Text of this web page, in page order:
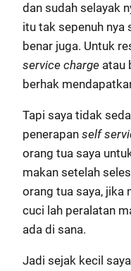
dan sudah selayak
itu tak sepenuh nya
benar juga. Untuk
service charge atau
berhak
Tapi saya tidak
penerapan self
orang tua saya
makan setelah
orang tua saya, jika
cuci lah peralatan
ada di sana.
Jadi sejak kecil